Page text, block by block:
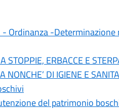
Ordinanza -Determinazione
ERBACCE E
NONCHE’ DI IGIENE E SANITA
del patrimonio